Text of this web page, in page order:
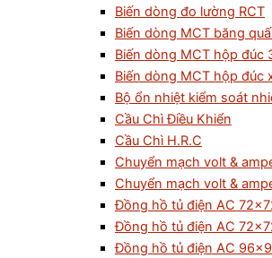
Biến dòng đo lường RCT
Biến dòng MCT băng
Biến dòng MCT hộp đúc
Biến dòng MCT hộp đúc
Bộ ổn nhiệt kiểm soát
Cầu Chì Điều Khiển
Cầu Chì H.R.C
Chuyển mạch volt &
Chuyển mạch volt &
Đồng hồ tủ điện AC
Đồng hồ tủ điện AC
Đồng hồ tủ điện AC